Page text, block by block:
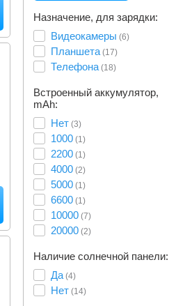
Назначение, для зарядки:
Видеокамеры (6)
Планшета (17)
Телефона (18)
Встроенный аккумулятор,
mAh:
Нет (3)
1000 (1)
2200 (1)
4000 (2)
5000 (1)
6600 (1)
10000 (7)
20000 (2)
Наличие солнечной панели:
Да (4)
Нет (14)